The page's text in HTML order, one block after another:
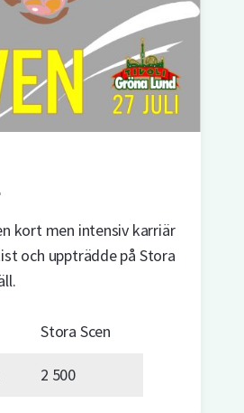
kort men intensiv karriär
och uppträdde på Stora
Stora Scen
2 500